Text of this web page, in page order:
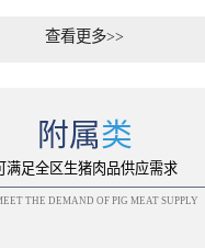
查看更多>>
附属类
满足全区生猪肉品供应需求
THE DEMAND OF PIG MEAT SUPPLY